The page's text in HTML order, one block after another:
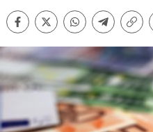
Facebook
TwitterWhatsappTelegram
Comentarios